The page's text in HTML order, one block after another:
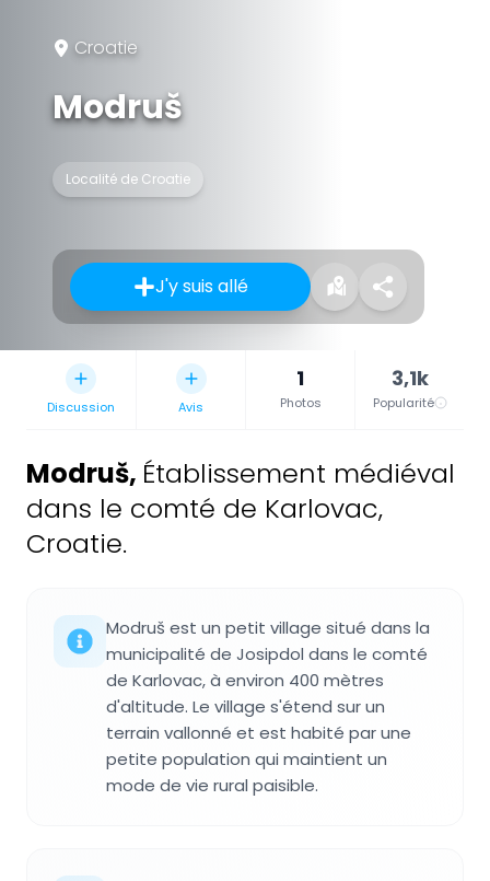
Croatie
Modruš
Localité de Croatie
J'y suis allé
Discussion Avis
1
Photos
3,1k
Popularité
Modruš, Établissement médiéval
dans le comté de Karlovac,
Croatie.
Modruš est un petit village situé dans la
municipalité de Josipdol dans le comté
de Karlovac, à environ 400 mètres
d'altitude. Le village s'étend sur un
terrain vallonné et est habité par une
petite population qui maintient un
mode de vie rural paisible.